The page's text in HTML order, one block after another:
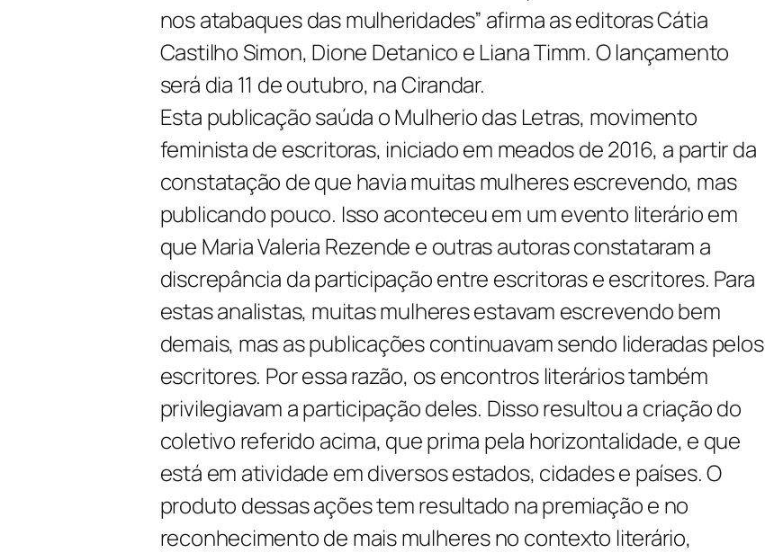
nos atabaques das mulheridades” afirma as editoras Cátia
Castilho Simon, Dione Detanico e Liana Timm. O lançamento
será dia 11 de outubro, na Cirandar.
Esta publicação saúda o Mulherio das Letras, movimento
feminista de escritoras, iniciado em meados de 2016, a partir da
constatação de que havia muitas mulheres escrevendo, mas
publicando pouco. Isso aconteceu em um evento literário em
que Maria Valeria Rezende e outras autoras constataram a
discrepância da participação entre escritoras e escritores. Para
estas analistas, muitas mulheres estavam escrevendo bem
demais, mas as publicações continuavam sendo lideradas pelos
escritores. Por essa razão, os encontros literários também
privilegiavam a participação deles. Disso resultou a criação do
coletivo referido acima, que prima pela horizontalidade, e que
está em atividade em diversos estados, cidades e países. O
produto dessas ações tem resultado na premiação e no
reconhecimento de mais mulheres no contexto literário,